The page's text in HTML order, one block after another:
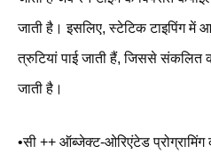
जाती है। इसलिए, स्टेटिक टाइपिंग में
त्रुटियां पाई जाती हैं, जिससे संकलित
जाती है।
•सी ++ ऑब्जेक्ट-ओरिएंटेड